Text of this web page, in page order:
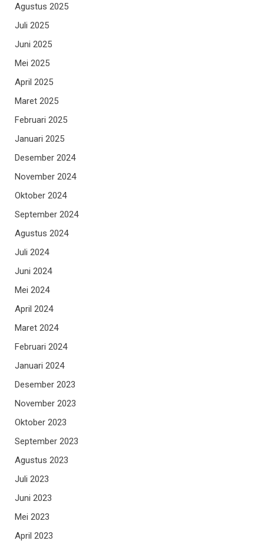
Agustus 2025
Juli 2025
Juni 2025
Mei 2025
April 2025
Maret 2025
Februari 2025
Januari 2025
Desember 2024
November 2024
Oktober 2024
September 2024
Agustus 2024
Juli 2024
Juni 2024
Mei 2024
April 2024
Maret 2024
Februari 2024
Januari 2024
Desember 2023
November 2023
Oktober 2023
September 2023
Agustus 2023
Juli 2023
Juni 2023
Mei 2023
April 2023